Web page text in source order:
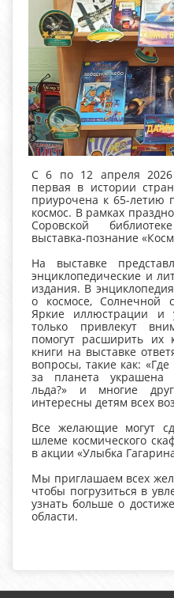
С 6 по 12 апреля 2026
первая в истории
приурочена к 65-летию
космос. В рамках
Соровской
выставка-познание
На выставке
энциклопедические и
издания. В
о космосе, Солнечной
Яркие иллюстрации и
только привлекут
помогут расширить их
книги на выставке
вопросы, такие как:
за планета украшена
льда?» и многие
интересны детям всех
Все желающие могут
шлеме космического
в акции «Улыбка
Мы приглашаем всех
чтобы погрузиться в
узнать больше о
области.